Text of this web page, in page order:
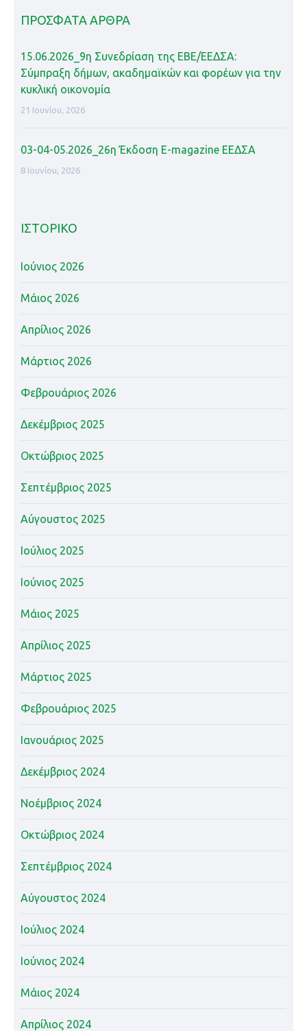
ΠΡΌΣΦΑΤΑ ΆΡΘΡΑ
15.06.2026_9η Συνεδρίαση της ΕΒΕ/ΕΕΔΣΑ:
Σύμπραξη δήμων, ακαδημαϊκών και φορέων για την
κυκλική οικονομία
21 Ιουνίου, 2026
03-04-05.2026_26η Έκδοση Ε-magazine ΕΕΔΣΑ
8 Ιουνίου, 2026
ΙΣΤΟΡΙΚΌ
Ιούνιος 2026
Μάιος 2026
Απρίλιος 2026
Μάρτιος 2026
Φεβρουάριος 2026
Δεκέμβριος 2025
Οκτώβριος 2025
Σεπτέμβριος 2025
Αύγουστος 2025
Ιούλιος 2025
Ιούνιος 2025
Μάιος 2025
Απρίλιος 2025
Μάρτιος 2025
Φεβρουάριος 2025
Ιανουάριος 2025
Δεκέμβριος 2024
Νοέμβριος 2024
Οκτώβριος 2024
Σεπτέμβριος 2024
Αύγουστος 2024
Ιούλιος 2024
Ιούνιος 2024
Μάιος 2024
Απρίλιος 2024